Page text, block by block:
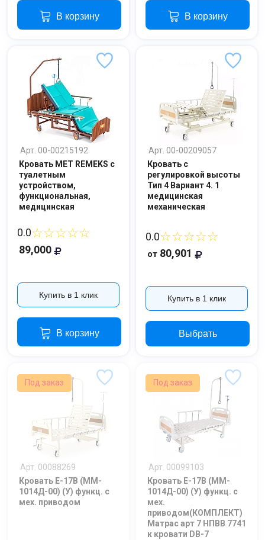
В корзину В корзину
Арт. 00-00215192
Кровать МЕТ REMEKS с
туалетным
устройством,
функциональная,
медицинская
0.0☆☆☆☆☆
89,000
Купить в 1 клик
В корзину
Арт. 00-00209057
Кровать с
регулировкой высоты
Тип 4 Вариант 4. 1
медицинская
механическая
0.0☆☆☆☆☆
от 80,901
Купить в 1 клик
Выбрать
Под заказ
Арт. 00088269
Кровать E-17В (MM-
1014Д-00) (У) функц. c
мех. приводом
Под заказ
Арт. 00099103
Кровать E-17В (MM-
1014Д-00) (У) функц. c
мех.
приводом(КОМПЛЕКТ)
Матрас арт 7 НПВВ 7741
к кровати DB-7